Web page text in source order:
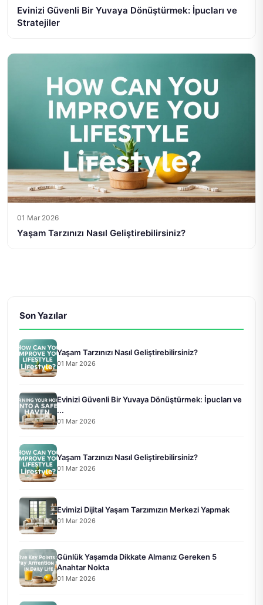
Evinizi Güvenli Bir Yuvaya Dönüştürmek: İpucları ve
Stratejiler
01 Mar 2026
Yaşam Tarzınızı Nasıl Geliştirebilirsiniz?
Son Yazılar
Yaşam Tarzınızı Nasıl Geliştirebilirsiniz?
01 Mar 2026
Evinizi Güvenli Bir Yuvaya Dönüştürmek: İpucları ve
...
01 Mar 2026
Yaşam Tarzınızı Nasıl Geliştirebilirsiniz?
01 Mar 2026
Evimizi Dijital Yaşam Tarzımızın Merkezi Yapmak
01 Mar 2026
Günlük Yaşamda Dikkate Almanız Gereken 5
Anahtar Nokta
01 Mar 2026